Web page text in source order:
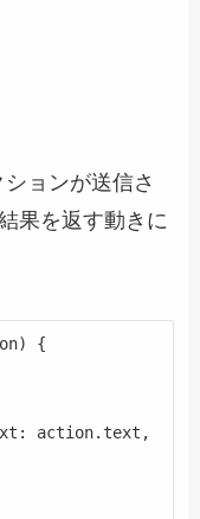
ョンが送信さ
果を返す動きに
{